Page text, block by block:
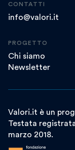
CONTATTI
info@valori.it
PROGETTO
Chi siamo
Newsletter
Valori.it è un
Testata
marzo 2018.